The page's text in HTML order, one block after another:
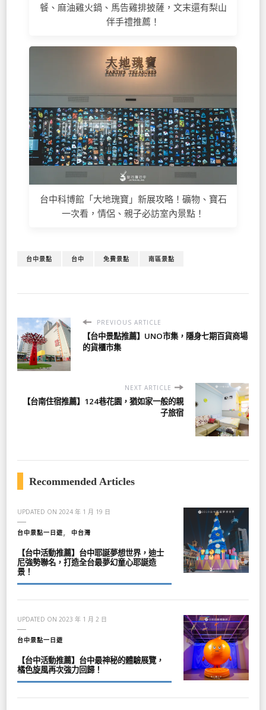
餐、麻油雞火鍋、馬告雞排披薩，文末還有梨山
伴手禮推薦！
台中科博館「大地瑰寶」新展攻略！礦物、寶石
一次看，情侶、親子必訪室內景點！
台中景點 台中 免費景點 南區景點
PREVIOUS ARTICLE
【台中景點推薦】UNO市集，隱身七期百貨商場
的貨櫃市集
NEXT ARTICLE
【台南住宿推薦】124巷花園，猶如家一般的親
子旅宿
Recommended Articles
UPDATED ON 2024 年 1 月 19 日
台中景點一日遊 中台灣
【台中活動推薦】台中耶誕夢想世界，迪士
尼強勢聯名，打造全台最夢幻童心耶誕造
景！
UPDATED ON 2023 年 1 月 2 日
台中景點一日遊
【台中活動推薦】台中最神秘的體驗展覽，
橘色旋風再次強力回歸！